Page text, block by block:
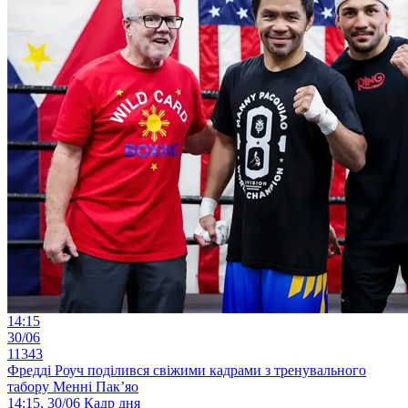
14:15
30/06
11343
Фредді Роуч поділився свіжими кадрами з тренувального
табору Менні Пак’яо
14:15, 30/06 Кадр дня